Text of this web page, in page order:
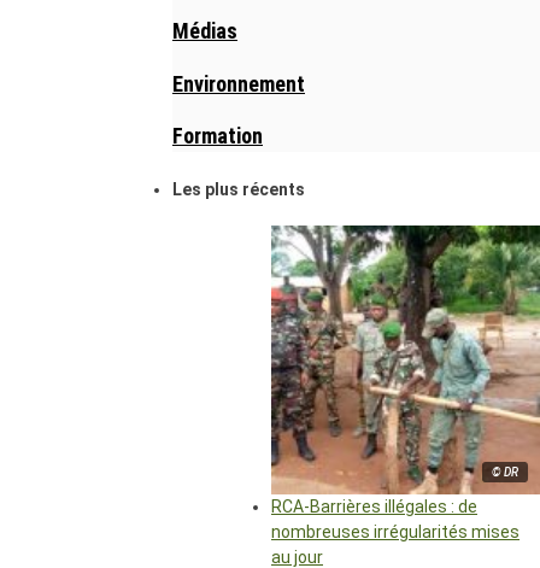
Médias
Environnement
Formation
Les plus récents
© DR
RCA-Barrières illégales : de
nombreuses irrégularités mises
au jour